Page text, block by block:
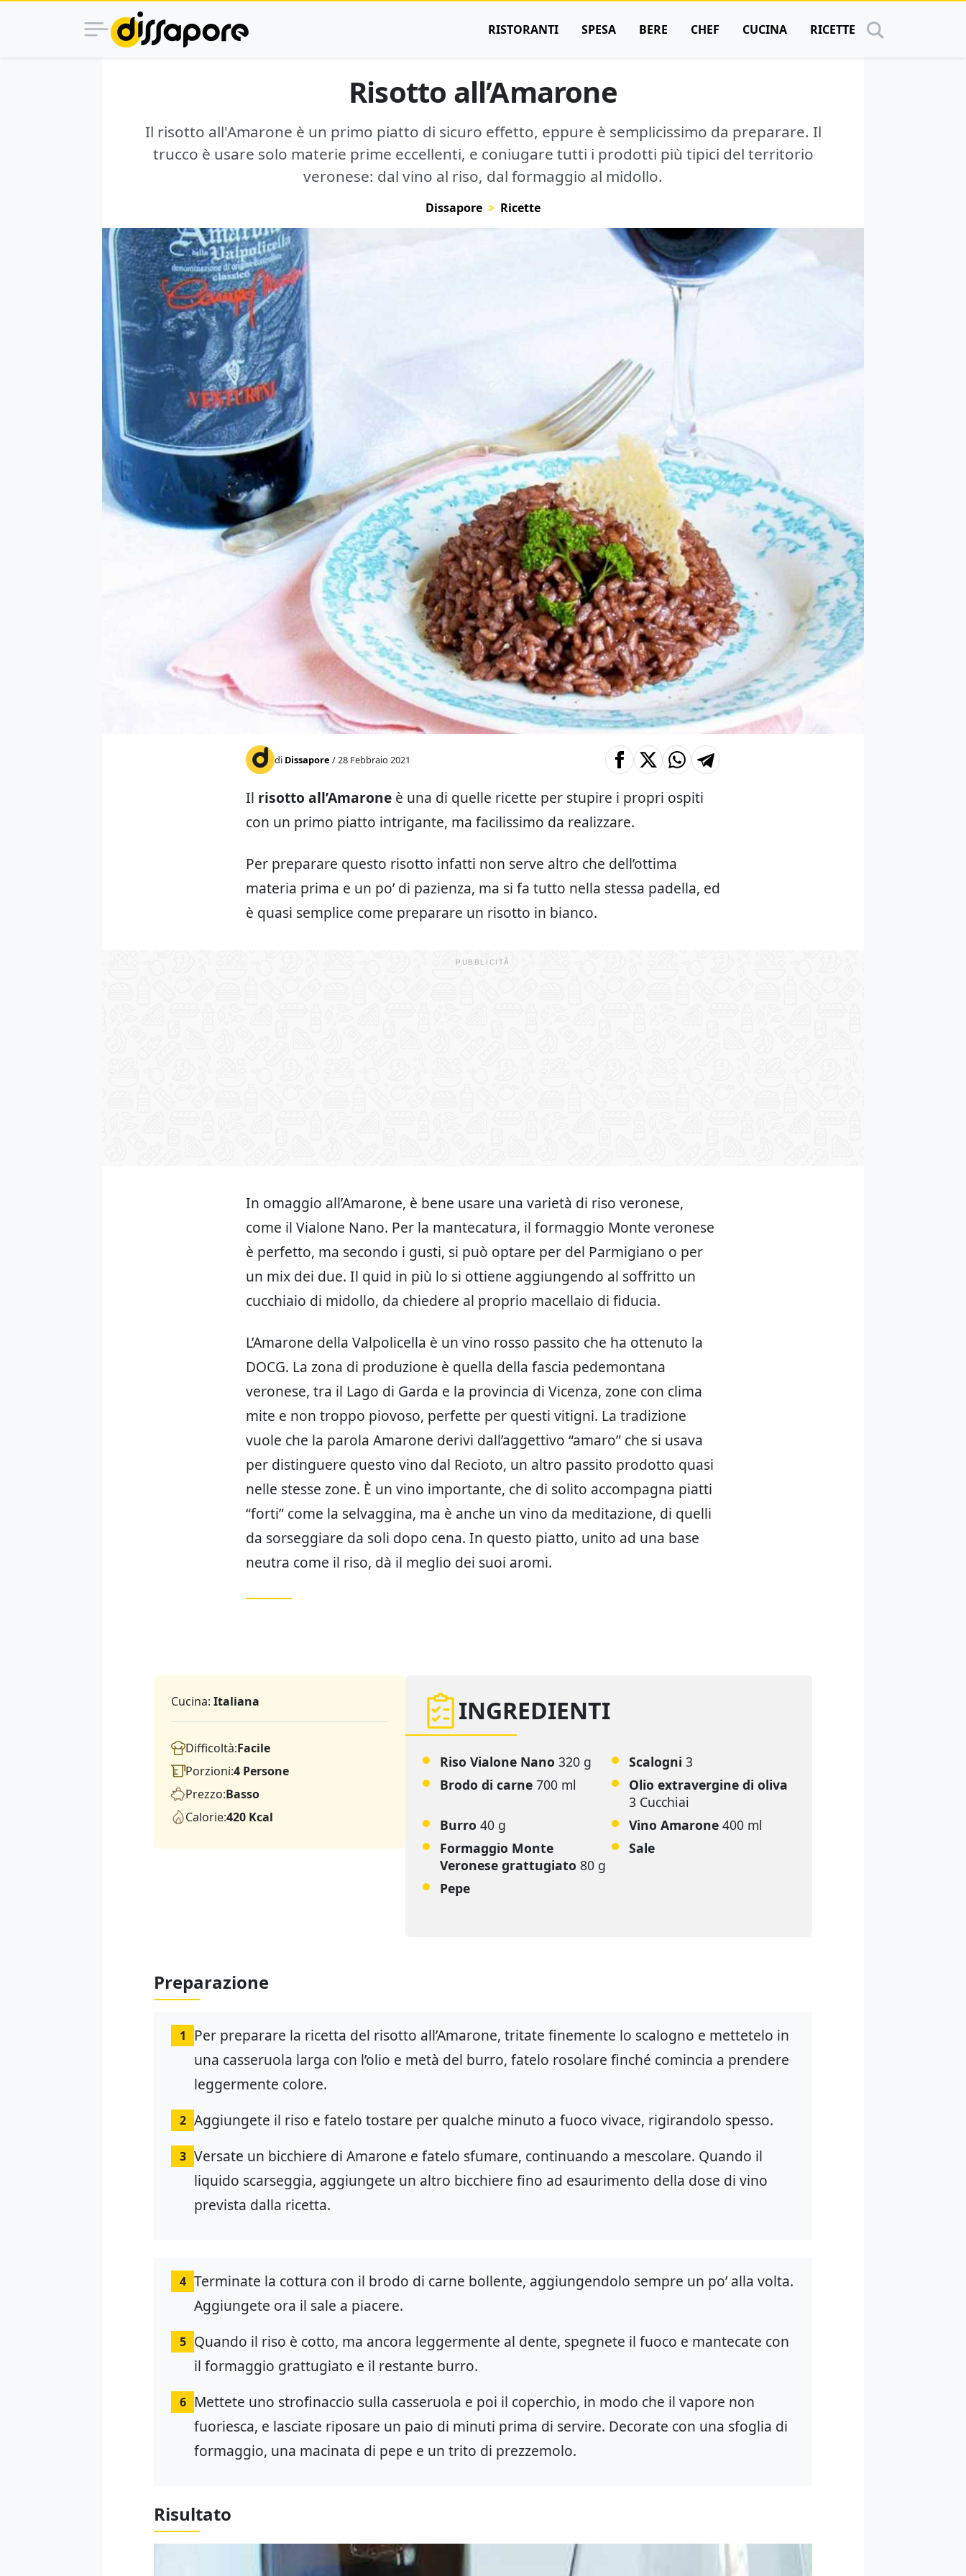
RISTORANTI SPESA BERE CHEF CUCINA RICETTE
Risotto all’Amarone
Il risotto all'Amarone è un primo piatto di sicuro effetto, eppure è semplicissimo da preparare. Il
trucco è usare solo materie prime eccellenti, e coniugare tutti i prodotti più tipici del territorio
veronese: dal vino al riso, dal formaggio al midollo.
Dissapore Ricette
di Dissapore / 28 Febbraio 2021
Il risotto all’Amarone è una di quelle ricette per stupire i propri ospiti
con un primo piatto intrigante, ma facilissimo da realizzare.
Per preparare questo risotto infatti non serve altro che dell’ottima
materia prima e un po’ di pazienza, ma si fa tutto nella stessa padella, ed
è quasi semplice come preparare un risotto in bianco.
In omaggio all’Amarone, è bene usare una varietà di riso veronese,
come il Vialone Nano. Per la mantecatura, il formaggio Monte veronese
è perfetto, ma secondo i gusti, si può optare per del Parmigiano o per
un mix dei due. Il quid in più lo si ottiene aggiungendo al soffritto un
cucchiaio di midollo, da chiedere al proprio macellaio di fiducia.
L’Amarone della Valpolicella è un vino rosso passito che ha ottenuto la
DOCG. La zona di produzione è quella della fascia pedemontana
veronese, tra il Lago di Garda e la provincia di Vicenza, zone con clima
mite e non troppo piovoso, perfette per questi vitigni. La tradizione
vuole che la parola Amarone derivi dall’aggettivo “amaro” che si usava
per distinguere questo vino dal Recioto, un altro passito prodotto quasi
nelle stesse zone. È un vino importante, che di solito accompagna piatti
“forti” come la selvaggina, ma è anche un vino da meditazione, di quelli
da sorseggiare da soli dopo cena. In questo piatto, unito ad una base
neutra come il riso, dà il meglio dei suoi aromi.
Cucina: Italiana
Difficoltà:Facile
Porzioni:4 Persone
Prezzo:Basso
Calorie:420 Kcal
INGREDIENTI
Riso Vialone Nano 320 g Scalogni 3
Brodo di carne 700 ml
Olio extravergine di oliva
3 Cucchiai
Burro 40 g Vino Amarone 400 ml
Formaggio Monte
Veronese grattugiato 80 g
Sale
Pepe
Preparazione
1
Per preparare la ricetta del risotto all’Amarone, tritate finemente lo scalogno e mettetelo in
una casseruola larga con l’olio e metà del burro, fatelo rosolare finché comincia a prendere
leggermente colore.
2 Aggiungete il riso e fatelo tostare per qualche minuto a fuoco vivace, rigirandolo spesso.
3 Versate un bicchiere di Amarone e fatelo sfumare, continuando a mescolare. Quando il
liquido scarseggia, aggiungete un altro bicchiere fino ad esaurimento della dose di vino
prevista dalla ricetta.
4 Terminate la cottura con il brodo di carne bollente, aggiungendolo sempre un po’ alla volta.
Aggiungete ora il sale a piacere.
5 Quando il riso è cotto, ma ancora leggermente al dente, spegnete il fuoco e mantecate con
il formaggio grattugiato e il restante burro.
6 Mettete uno strofinaccio sulla casseruola e poi il coperchio, in modo che il vapore non
fuoriesca, e lasciate riposare un paio di minuti prima di servire. Decorate con una sfoglia di
formaggio, una macinata di pepe e un trito di prezzemolo.
Risultato